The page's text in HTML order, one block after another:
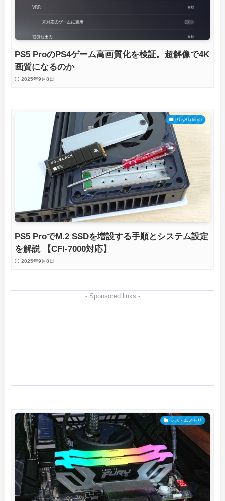
PS5 ProのPS4ゲーム高画質化を検証。超解像で4K
画質になるのか
2025年9月8日
PlayStation5
PS5 ProでM.2 SSDを増設する手順とシステム設定
を解説 【CFI-7000対応】
2025年9月8日
- Sponsored links -
システムメモリ